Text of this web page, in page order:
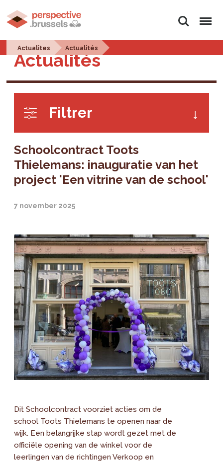
Zoeken Menu
Actualites Actualités
Actualités
Filtrer
Schoolcontract Toots
Thielemans: inauguratie van het
project 'Een vitrine van de school'
7 november 2025
Dit Schoolcontract voorziet acties om de
school Toots Thielemans te openen naar de
wijk. Een belangrijke stap wordt gezet met de
officiële opening van de winkel voor de
leerlingen van de richtingen Verkoop en